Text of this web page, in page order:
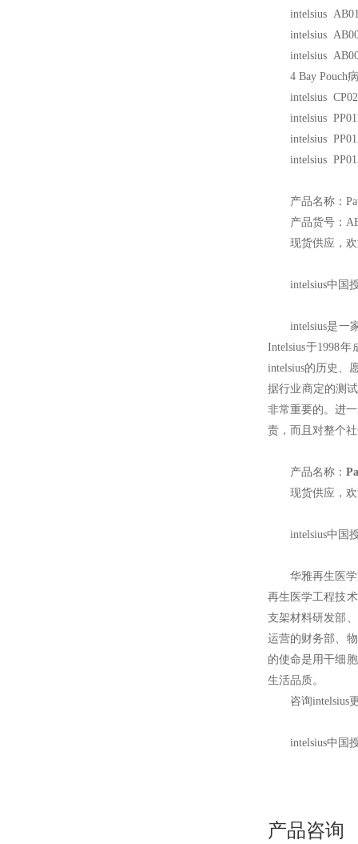
intelsius
intelsius
intelsius
4 Bay Pouch
intelsius
intelsius
intelsius
intelsius
产品名称：
产品货号：
现货供应，
intelsius中国
intelsius是一
Intelsius于1998
intelsius的历史、
据行业商定的测
非常重要的。进
责，而且对整个
产品名称：
现货供应，
intelsius中国
华雅再生医
再生医学工程技
支架材料研发部
运营的财务部、
的使命是用干细
生活品质。
咨询intelsius
intelsius中国
产品咨询